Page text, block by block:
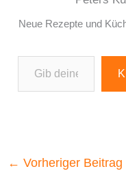
Neue Rezepte und
Gib deine E-Mail-Adresse ein ...
← Vorheriger Beitrag